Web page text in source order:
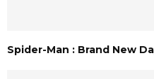
Spider-Man : Brand New